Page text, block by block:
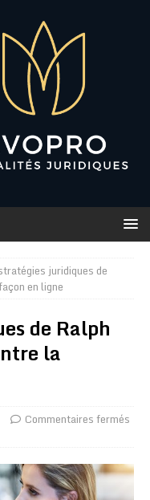
juridiques de
en ligne
de Ralph
la
Commentaires fermés